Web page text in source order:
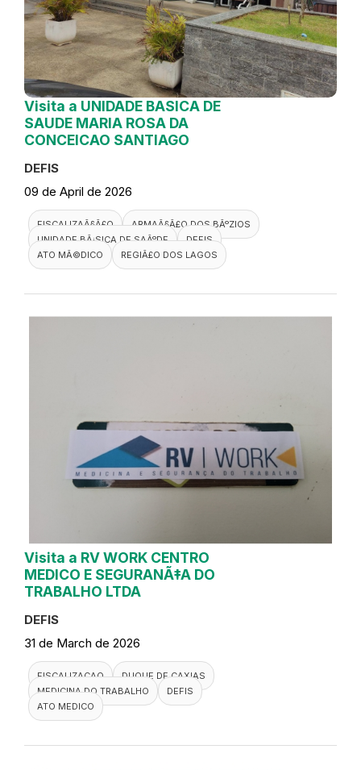
Visita a UNIDADE BASICA DE
SAUDE MARIA ROSA DA
CONCEICAO SANTIAGO
DEFIS
09 de April de 2026
FISCALIZAÃ§Ã£O
ARMAÃ§Ã£O DOS BÃºZIOS
UNIDADE BÃ¡SICA DE SAÃºDE
DEFIS
ATO MÃ©DICO
REGIÃ£O DOS LAGOS
Visita a RV WORK CENTRO
MEDICO E SEGURANÃ‡A DO
TRABALHO LTDA
DEFIS
31 de March de 2026
FISCALIZACAO
DUQUE DE CAXIAS
MEDICINA DO TRABALHO
DEFIS
ATO MEDICO